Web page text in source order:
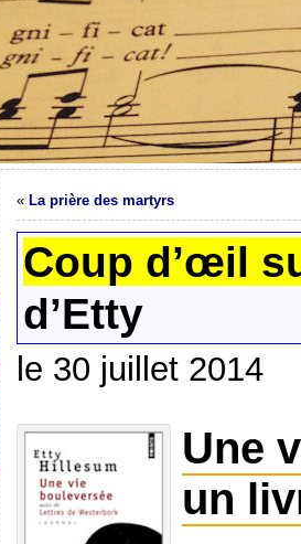
« La prière des martyrs
Coup d’œil
d’Etty
le 30 juillet 2014
Une
un